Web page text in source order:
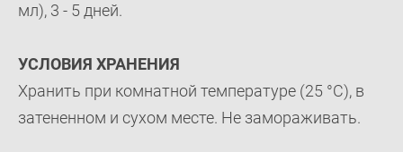
мл), 3 - 5 дней.
УСЛОВИЯ ХРАНЕНИЯ
Хранить при комнатной температуре (25 °C), в
затененном и сухом месте. Не замораживать.